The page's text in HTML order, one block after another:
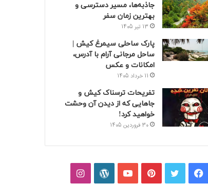
جاذبه‌ها، مسیر دسترسی و
بهترین زمان سفر
13 تیر 1405
پارک ساحلی سیمرغ کیش |
ساحل مرجانی آرام با آدرس،
امکانات و عکس
11 خرداد 1405
تفریحات ترسناک کیش و
جاهایی که از دیدن آن وحشت
خواهید کرد!
30 فروردین 1405
فیسبوکتوییترپینتریستیوتیوبوردپرساینستاگرام